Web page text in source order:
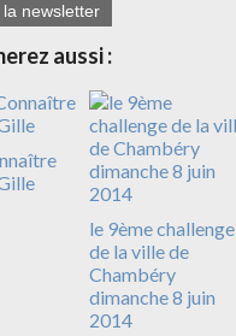
newsletter
aussi :
le 9ème challenge
de la ville de
Chambéry
dimanche 8 juin
2014